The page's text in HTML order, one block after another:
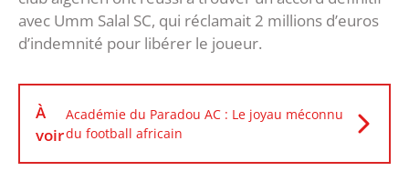
avec Umm Salal SC, qui réclamait 2 millions d’euros
d’indemnité pour libérer le joueur.
À
voir
Académie du Paradou AC : Le joyau méconnu
du football africain